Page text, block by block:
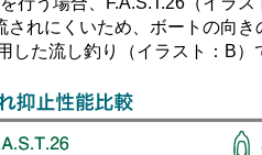
れにくいため、ボートの向
した流し釣り（イラスト：B）